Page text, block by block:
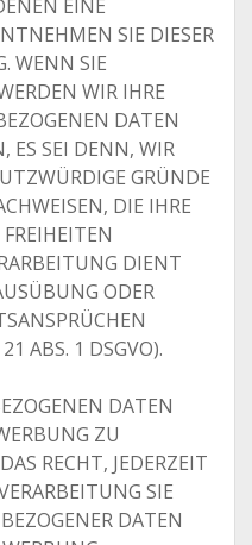
EINE
SIE DIESER
WENN SIE
WIR IHRE
DATEN
ES SEI DENN, WIR
GRÜNDE
DIE IHRE
DIENT
ODER
ABS. 1 DSGVO).
DATEN
ZU
RECHT, JEDERZEIT
SIE
DATEN